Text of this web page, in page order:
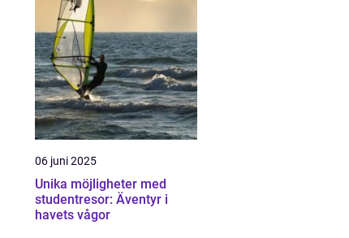
06 juni 2025
Unika möjligheter med
studentresor: Äventyr i
havets vågor